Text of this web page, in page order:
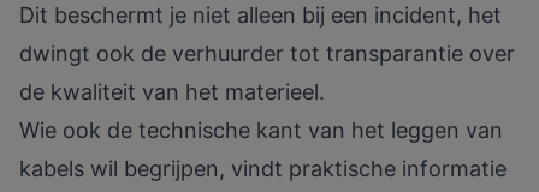
Dit beschermt je niet alleen bij een incident, het
dwingt ook de verhuurder tot transparantie over
de kwaliteit van het materieel.
Wie ook de technische kant van het leggen van
kabels wil begrijpen, vindt praktische informatie